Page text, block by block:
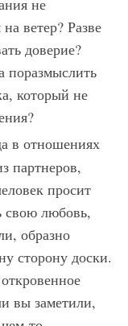
не
ветер? Разве
доверие?
поразмыслить
который не
в отношениях
партнеров,
просит
свою любовь,
образно
сторону доски.
вы заметили,